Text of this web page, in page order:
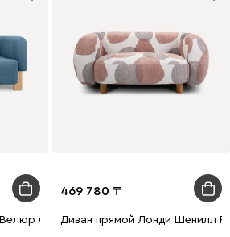
Синий
469 780
Диван прямой Лонди Шенилл